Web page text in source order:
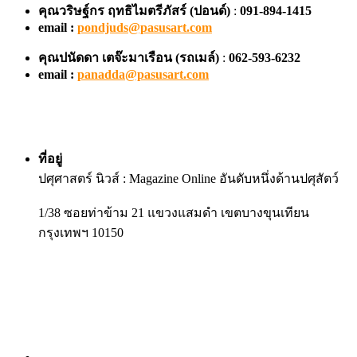
คุณวริษฐ์กร ฤทธิไมตรีภัสร์ (ปอนด์) : 091-894-1415
email : pondjuds@pasusart.com
คุณปนัดดา เตจ๊ะมาเรือน (รถเมล์) : 062-593-6232
email : panadda@pasusart.com
ที่อยู่
ปศุศาสตร์ นิวส์ : Magazine Online อันดับหนึ่งด้านปศุสัตว์
1/38 ซอยท่าข้าม 21 แขวงแสมดำ เขตบางขุนเทียน
กรุงเทพฯ 10150